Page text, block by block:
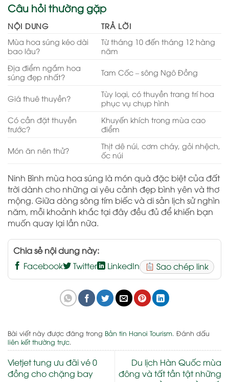
Câu hỏi thường gặp
NỘI DUNG
TRẢ LỜI
Mùa hoa súng kéo dài
bao lâu?
Từ tháng 10 đến tháng 12 hàng
năm
Địa điểm ngắm hoa
súng đẹp nhất?
Tam Cốc – sông Ngô Đồng
Giá thuê thuyền?
Tùy loại, có thuyền trang trí hoa
phục vụ chụp hình
Có cần đặt thuyền
trước?
Khuyến khích trong mùa cao
điểm
Món ăn nên thử?
Thịt dê núi, cơm cháy, gỏi nhệch,
ốc núi
Ninh Bình mùa hoa súng là món quà đặc biệt của đất
trời dành cho những ai yêu cảnh đẹp bình yên và thơ
mộng. Giữa dòng sông tím biếc và di sản lịch sử nghìn
năm, mỗi khoảnh khắc tại đây đều đủ để khiến bạn
muốn quay lại lần nữa.
Chia sẻ nội dung này:
Facebook
Twitter LinkedIn Sao chép link
Bài viết này được đăng trong Bản tin Hanoi Tourism . Đánh dấu
liên kết thường trực
Vietjet tung ưu đãi vé 0
đồng cho chặng bay
Du lịch Hàn Quốc mùa
đông và tất tần tật những